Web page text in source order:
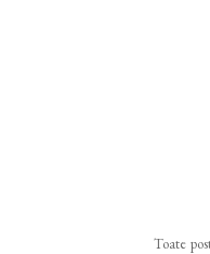
Toate